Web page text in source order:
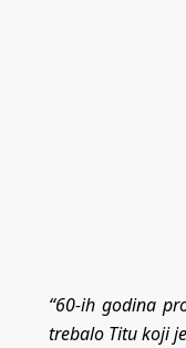
“60-ih godina
trebalo Titu koji